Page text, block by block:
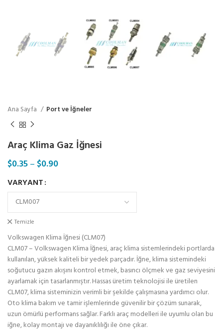
Ana Sayfa Port ve İğneler
Araç Klima Gaz İğnesi
$0.35– $0.90
VARYANT
Temizle
Volkswagen Klima İğnesi (CLM07)
CLM07 – Volkswagen Klima İğnesi, araç klima sistemlerindeki portlarda
kullanılan, yüksek kaliteli bir yedek parçadır. İğne, klima sistemindeki
soğutucu gazın akışını kontrol etmek, basıncı ölçmek ve gaz seviyesini
ayarlamak için tasarlanmıştır. Hassas üretim teknolojisi ile üretilen
CLM07, klima sisteminizin verimli bir şekilde çalışmasına yardımcı olur.
Oto klima bakım ve tamir işlemlerinde güvenilir bir çözüm sunarak,
uzun ömürlü performans sağlar. Farklı araç modelleri ile uyumlu olan bu
iğne, kolay montajı ve dayanıklılığı ile öne çıkar.